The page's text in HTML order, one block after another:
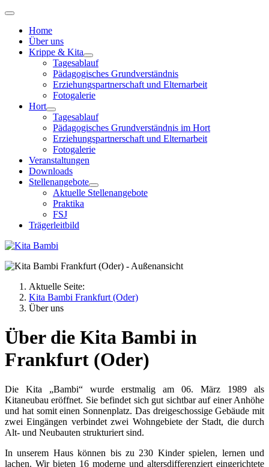
Home
Über uns
Krippe & Kita
Tagesablauf
Pädagogisches Grundverständnis
Erziehungspartnerschaft und Elternarbeit
Fotogalerie
Hort
Tagesablauf
Pädagogisches Grundverständnis im Hort
Erziehungspartnerschaft und Elternarbeit
Fotogalerie
Veranstaltungen
Downloads
Stellenangebote
Aktuelle Stellenangebote
Praktika
FSJ
Trägerleitbild
Aktuelle Seite:
Kita Bambi Frankfurt (Oder)
Über uns
Über die Kita Bambi in
Frankfurt (Oder)
Die Kita „Bambi“ wurde erstmalig am 06. März 1989 als
Kitaneubau eröffnet. Sie befindet sich gut sichtbar auf einer Anhöhe
und hat somit einen Sonnenplatz. Das dreigeschossige Gebäude mit
zwei Eingängen verbindet zwei Wohngebiete der Stadt, die durch
Alt- und Neubauten strukturiert sind.
In unserem Haus können bis zu 230 Kinder spielen, lernen und
lachen. Wir bieten 16 moderne und altersdifferenziert eingerichtete